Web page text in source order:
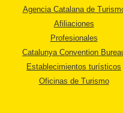
Agencia Catalana de
Afiliaciones
Profesionales
Catalunya Convention
Establecimientos turísticos
Oficinas de Turismo